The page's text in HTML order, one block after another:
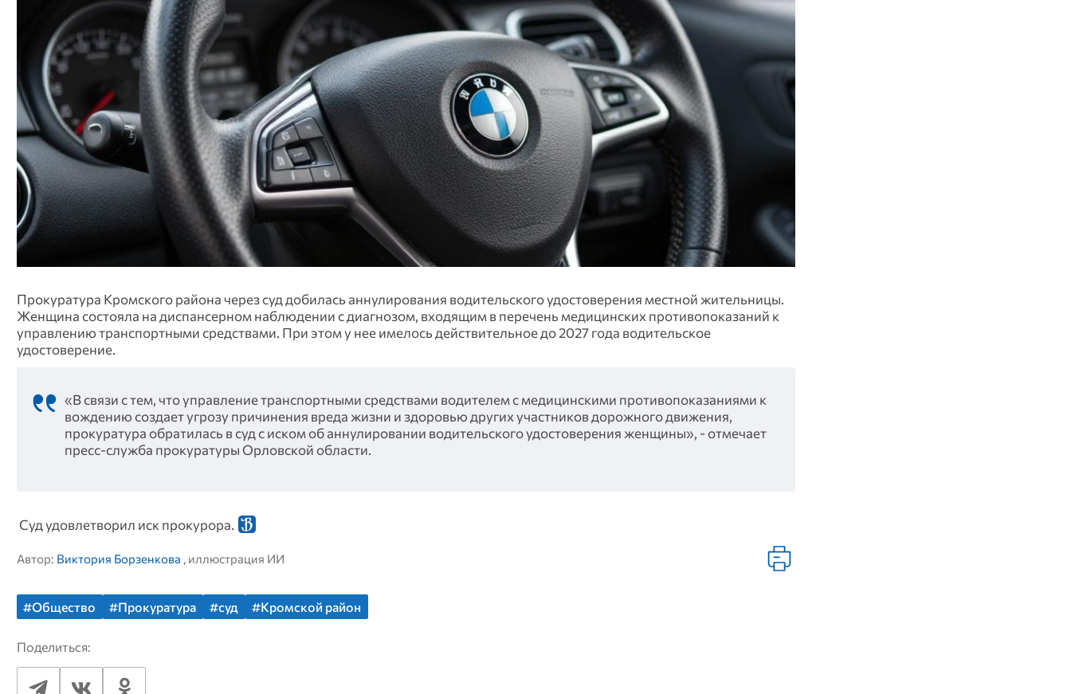
Прокуратура Кромского района через суд добилась аннулирования водительского удостоверения местной жительницы.
Женщина состояла на диспансерном наблюдении с диагнозом, входящим в перечень медицинских противопоказаний к
управлению транспортными средствами. При этом у нее имелось действительное до 2027 года водительское
удостоверение.
«В связи с тем, что управление транспортными средствами водителем с медицинскими противопоказаниями к
вождению создает угрозу причинения вреда жизни и здоровью других участников дорожного движения,
прокуратура обратилась в суд с иском об аннулировании водительского удостоверения женщины», - отмечает
пресс-служба прокуратуры Орловской области.
Суд удовлетворил иск прокурора.
Автор: Виктория Борзенкова , иллюстрация ИИ
#Общество #Прокуратура #суд #Кромской район
Поделиться: